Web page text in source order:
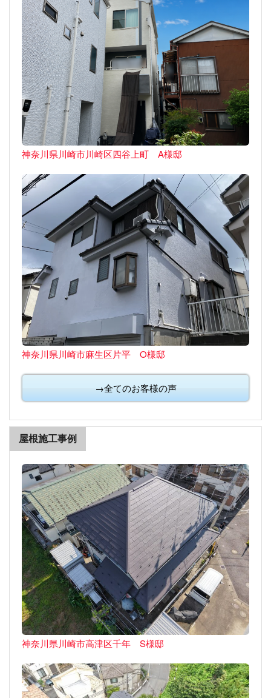
神奈川県川崎市川崎区四谷上町 A様邸
神奈川県川崎市麻生区片平 O様邸
→全てのお客様の声
屋根施工事例
神奈川県川崎市高津区千年 S様邸